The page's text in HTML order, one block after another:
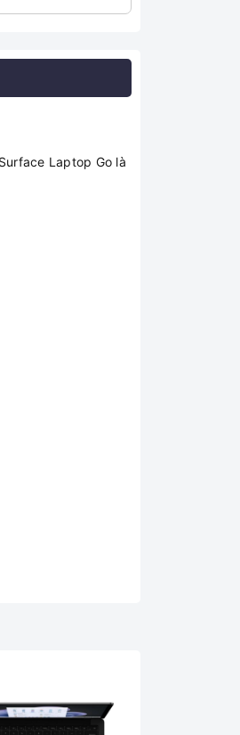
Laptop Go là
nét thiết kế và chất
của Microsoft. Độ
hảo trong mọi